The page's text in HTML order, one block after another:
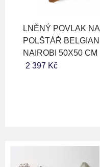
LNĚNÝ POVLAK NA
POLŠTÁŘ BELGIAN
NAIROBI 50X50 CM
2 397 Kč